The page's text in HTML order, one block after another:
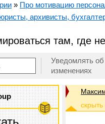
» Про мотивацию
архивисты,
там, где
Уведомлять об
изменениях